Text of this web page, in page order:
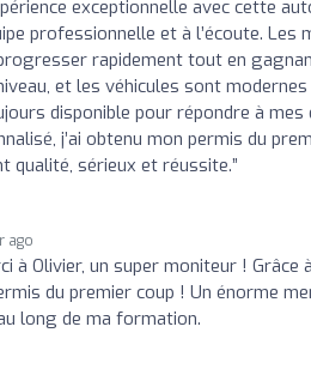
exceptionnelle avec cette
professionnelle et à l’écoute.
rapidement tout en
et les véhicules sont modernes
disponible pour répondre à mes
j’ai obtenu mon permis du
qualité, sérieux et réussite.”
ago
à Olivier, un super moniteur !
du premier coup ! Un énorme
long de ma formation.